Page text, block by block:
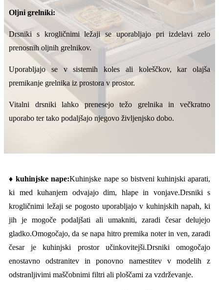
Oljni grelniki:
Drsniki s krogličnimi ležaji se uporabljajo pri izdelavi zelo
prenosnih oljnih grelnikov.
Uporabljajo se v sistemih koles ali koleščkov, kar olajša
premikanje grelnika iz prostora v prostor.
Vitalni drsniki lahko prenesejo težo grelnika in večkratno
uporabo ter tako podaljšajo njegovo življenjsko dobo.
♦ kuhinjske nape:Kuhinjske nape so bistveni kuhinjski aparati,
ki med kuhanjem odvajajo dim, hlape in vonjave.Drsniki s
krogličnimi ležaji se pogosto uporabljajo v kuhinjskih napah, ki
jih je mogoče podaljšati ali umakniti, zaradi česar delujejo
gladko.Omogočajo, da se napa hitro premika noter in ven, zaradi
česar je kuhinjski prostor učinkovitejši.Drsniki omogočajo
enostavno odstranitev in ponovno namestitev v modelih z
odstranljivimi maščobnimi filtri ali ploščami za vzdrževanje.